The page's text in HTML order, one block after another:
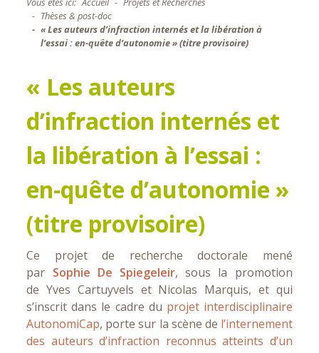
Thèses & post-doc
« Les auteurs d’infraction internés et la libération à
l’essai : en-quête d’autonomie » (titre provisoire)
« Les auteurs
d’infraction internés et
la libération à l’essai :
en-quête d’autonomie »
(titre provisoire)
Ce projet de recherche doctorale mené
par Sophie De Spiegeleir, sous la promotion
de Yves Cartuyvels et Nicolas Marquis, et qui
s’inscrit dans le cadre du projet interdisciplinaire
AutonomiCap, porte sur la scène de l’internement
des auteurs d’infraction reconnus atteints d’un